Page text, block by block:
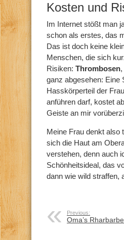
Kosten und
Im Internet stößt man
schon als erstes, das
Das ist doch keine
Menschen, die sich
Risiken: Thrombosen
ganz abgesehen: Eine
Hasskörperteil der
anführen darf, kostet
Geiste an mir
Meine Frau denkt also
sich die Haut am
verstehen, denn auch
Schönheitsideal, das
dann wie wild straffen,
Previous:
Oma’s